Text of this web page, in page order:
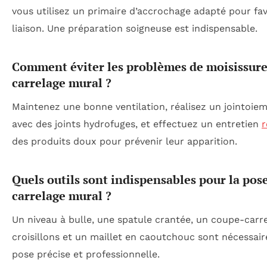
vous utilisez un primaire d’accrochage adapté pour
liaison. Une préparation soigneuse est indispensable.
Comment éviter les problèmes de
carrelage mural ?
Maintenez une bonne ventilation, réalisez un
avec des joints hydrofuges, et effectuez un entretien
des produits doux pour prévenir leur apparition.
Quels outils sont indispensables pour la
carrelage mural ?
Un niveau à bulle, une spatule crantée, un coupe-
croisillons et un maillet en caoutchouc sont
pose précise et professionnelle.